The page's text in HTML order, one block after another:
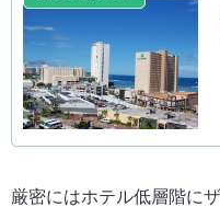
厳密にはホテル低層階に